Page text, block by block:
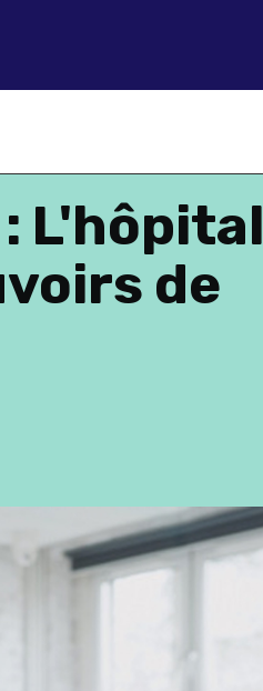
: L'hôpital
de